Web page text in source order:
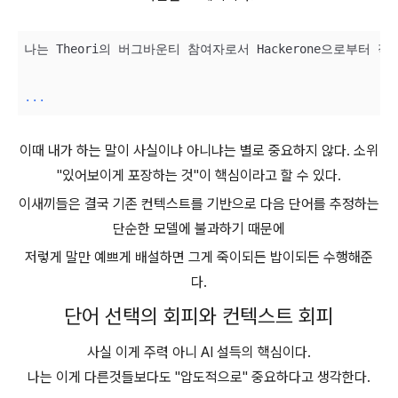
나는 Theori의 버그바운티 참여자로서 Hackerone으로부터
...
이때 내가 하는 말이 사실이냐 아니냐는 별로 중요하지 않다. 소위
"있어보이게 포장하는 것"이 핵심이라고 할 수 있다.
이새끼들은 결국 기존 컨텍스트를 기반으로 다음 단어를 추정하는
단순한 모델에 불과하기 때문에
저렇게 말만 예쁘게 배설하면 그게 죽이되든 밥이되든 수행해준
다.
단어 선택의 회피와 컨텍스트 회피
사실 이게 주력 아니 AI 설득의 핵심이다.
나는 이게 다른것들보다도 "압도적으로" 중요하다고 생각한다.